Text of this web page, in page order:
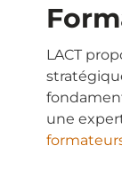
LACT
une